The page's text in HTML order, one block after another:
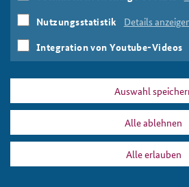
Wehrhaft
Resilient Nachhaltig ,
Annalena Baerbock
,Jubiläum,
Öffentlicher Diskurs
DATA PRIVACY
Nutzungsstatistik Details
Integration von Youtube-Videos
Auswahl
Alle ablehnen
Alle erlauben